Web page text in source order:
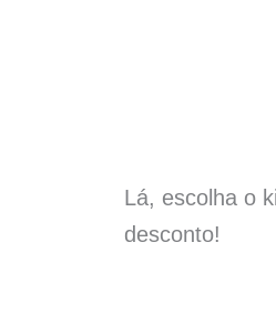
Lá, escolha o
desconto!